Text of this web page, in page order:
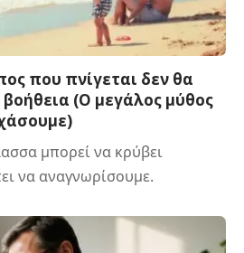
που πνίγεται δεν θα
(Ο μεγάλος μύθος
μπορεί να κρύβει
να αναγνωρίσουμε.